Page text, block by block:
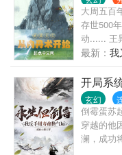
数万年来
大周五百
存世500
动...... 王
要技能进
运宗师活
药，寿命
药前，先
的…… 果
DNA的
锦奠基，
事……
最新： 我
开局系
玄幻
倒霉蛋苏
穿越的他
澜，成功